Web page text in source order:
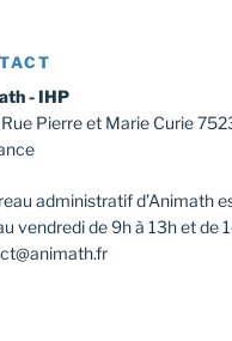
- IHP
Pierre et Marie Curie
administratif d’Animath
vendredi de 9h à 13h et de